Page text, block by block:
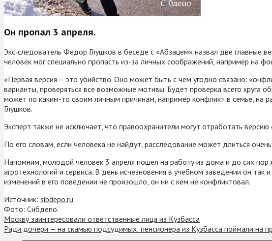
Он пропал 3 апреля.
Экс‑следователь Федор Глушков в беседе с «Абзацем» назвал две главные
человек мог специально пропасть из-за личных соображений, например на
«Первая версия – это убийство. Оно может быть с чем угодно связано:
варианты, проверяться все возможные мотивы. Будет проверка всего круга
может по каким-то своим личным причинам, например конфликт в семье, на
Глушков.
Эксперт также не исключает, что правоохранители могут отработать
По его словам, если человека не найдут, расследование может длиться
Напомним, молодой человек 3 апреля пошел на работу из дома и до сих
агротехнологий и сервиса. В день исчезновения в учебном заведении он
изменений в его поведении не произошло, он ни с кем не конфликтовал.
Источник: sibdepo.ru
Фото: Сибдепо.
Москву заинтересовали ответственные лица из Кузбасса
Ради дочери — на скамью подсудимых: пенсионера из Кузбасса поймали на